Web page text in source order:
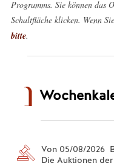
Programms. Sie können das
Schaltfläche klicken. Wenn
bitte.
Von 05/08/2026
Die Auktionen